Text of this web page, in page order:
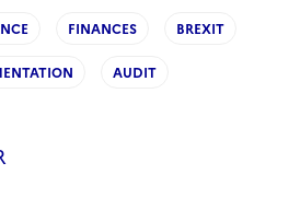
FINANCES BREXIT
AUDIT